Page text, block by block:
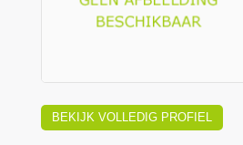
BEKIJK VOLLEDIG PROFIEL